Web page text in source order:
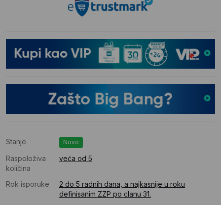
Stanje Novo
Raspoloživa
količina
veća od 5
Rok isporuke
2 do 5 radnih dana, a najkasnije u roku
definisanim ZZP po clanu 31.